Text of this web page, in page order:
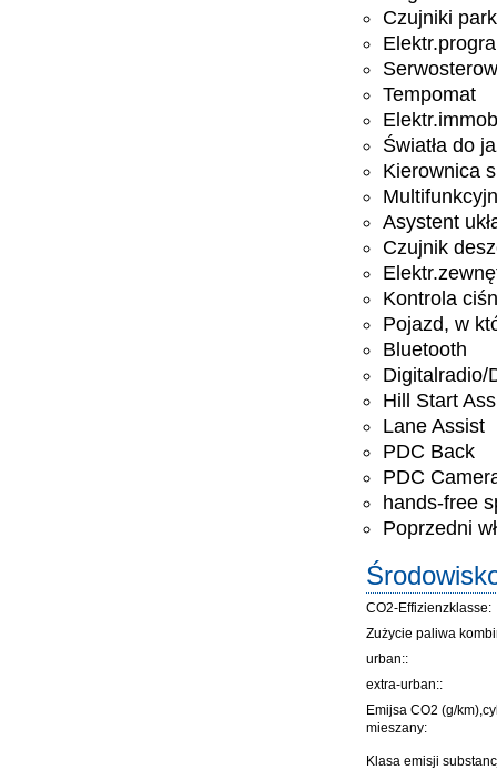
Czujniki
Tempomat
Światła do
Kierownica
Asystent
Czujnik
Kontrola
Pojazd, w
Bluetooth
Digitalradio/
Hill Start
Lane Assist
PDC Back
PDC
hands-free
Poprzedni
CO2-Effizienzklasse:
Zużycie paliwa
urban::
extra-urban::
Emijsa CO2 (g/
mieszany:
Klasa emisji